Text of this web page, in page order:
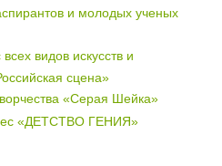
и молодых ученых
видов искусств и
сцена»
«Серая Шейка»
«ДЕТСТВО ГЕНИЯ»